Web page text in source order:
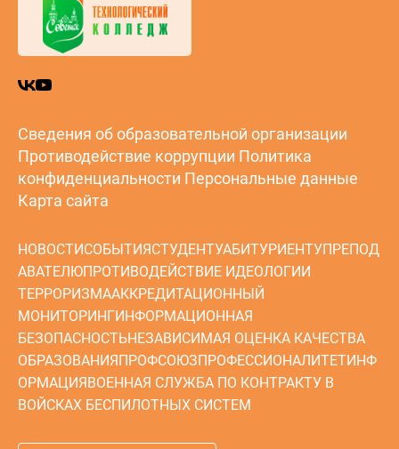
Сведения об образовательной организации
Противодействие коррупции Политика
конфиденциальности Персональные данные
Карта сайта
НОВОСТИСОБЫТИЯСТУДЕНТУАБИТУРИЕНТУПРЕПОД
АВАТЕЛЮПРОТИВОДЕЙСТВИЕ ИДЕОЛОГИИ
ТЕРРОРИЗМААККРЕДИТАЦИОННЫЙ
МОНИТОРИНГИНФОРМАЦИОННАЯ
БЕЗОПАСНОСТЬНЕЗАВИСИМАЯ ОЦЕНКА КАЧЕСТВА
ОБРАЗОВАНИЯПРОФСОЮЗПРОФЕССИОНАЛИТЕТИНФ
ОРМАЦИЯВОЕННАЯ СЛУЖБА ПО КОНТРАКТУ В
ВОЙСКАХ БЕСПИЛОТНЫХ СИСТЕМ